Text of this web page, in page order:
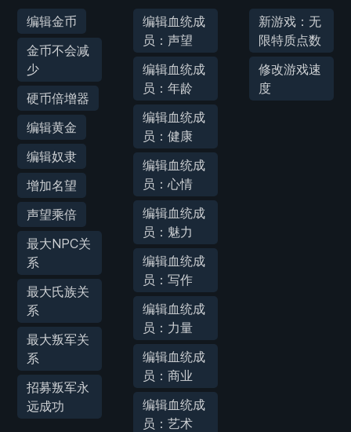
编辑金币
金币不会减
少
硬币倍增器
编辑黄金
编辑奴隶
增加名望
声望乘倍
最大NPC关
系
最大氏族关
系
最大叛军关
系
招募叛军永
远成功
编辑血统成
员：声望
编辑血统成
员：年龄
编辑血统成
员：健康
编辑血统成
员：心情
编辑血统成
员：魅力
编辑血统成
员：写作
编辑血统成
员：力量
编辑血统成
员：商业
编辑血统成
员：艺术
新游戏：无
限特质点数
修改游戏速
度